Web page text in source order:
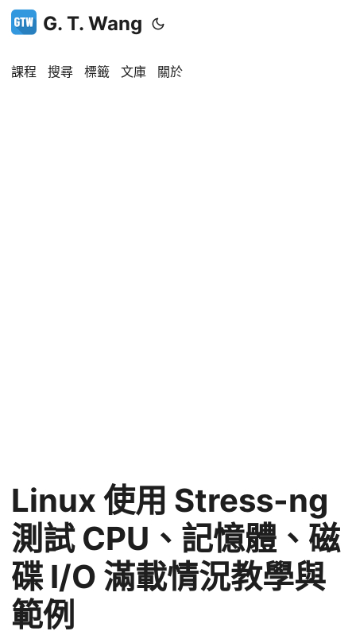
G. T. Wang
課程 搜尋 標籤 文庫 關於
Linux 使用 Stress-ng
測試 CPU、記憶體、磁
碟 I/O 滿載情況教學與
範例